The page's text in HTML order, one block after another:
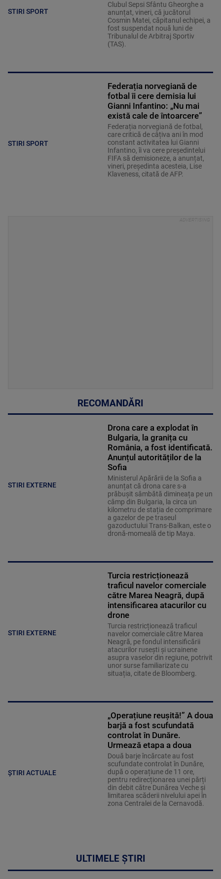
STIRI SPORT
Clubul Sepsi Sfântu Gheorghe a
anunțat, vineri, că jucătorul
Cosmin Matei, căpitanul echipei, a
fost suspendat nouă luni de
Tribunalul de Arbitraj Sportiv
(TAS).
STIRI SPORT
Federația norvegiană de
fotbal îi cere demisia lui
Gianni Infantino: „Nu mai
există cale de întoarcere”
Federația norvegiană de fotbal,
care critică de câțiva ani în mod
constant activitatea lui Gianni
Infantino, îi va cere președintelui
FIFA să demisioneze, a anunțat,
vineri, președinta acesteia, Lise
Klaveness, citată de AFP.
RECOMANDĂRI
STIRI EXTERNE
Drona care a explodat în
Bulgaria, la granița cu
România, a fost identificată.
Anunțul autorităților de la
Sofia
Ministerul Apărării de la Sofia a
anunțat că drona care s-a
prăbușit sâmbătă dimineața pe un
câmp din Bulgaria, la circa un
kilometru de stația de comprimare
a gazelor de pe traseul
gazoductului Trans-Balkan, este o
dronă-momeală de tip Maya.
STIRI EXTERNE
Turcia restricționează
traficul navelor comerciale
către Marea Neagră, după
intensificarea atacurilor cu
drone
Turcia restricționează traficul
navelor comerciale către Marea
Neagră, pe fondul intensificării
atacurilor rusești și ucrainene
asupra vaselor din regiune, potrivit
unor surse familiarizate cu
situația, citate de Bloomberg.
ȘTIRI ACTUALE
„Operațiune reușită!” A doua
barjă a fost scufundată
controlat în Dunăre.
Urmează etapa a doua
Două barje încărcate au fost
scufundate controlat în Dunăre,
după o operațiune de 11 ore,
pentru redirecționarea unei părți
din debit către Dunărea Veche și
limitarea scăderii nivelului apei în
zona Centralei de la Cernavodă.
ULTIMELE ȘTIRI